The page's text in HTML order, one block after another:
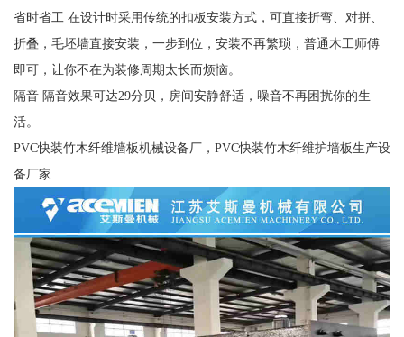
省时省工 在设计时采用传统的扣板安装方式，可直接折弯、对拼、
折叠，毛坯墙直接安装，一步到位，安装不再繁琐，普通木工师傅
即可，让你不在为装修周期太长而烦恼。
隔音 隔音效果可达29分贝，房间安静舒适，噪音不再困扰你的生
活。
PVC快装竹木纤维墙板机械设备厂，PVC快装竹木纤维护墙板生产设
备厂家